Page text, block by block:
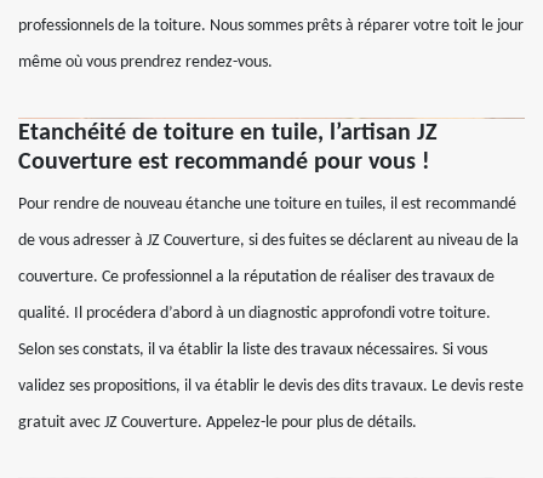
professionnels de la toiture. Nous sommes prêts à réparer votre toit le jour
même où vous prendrez rendez-vous.
Etanchéité de toiture en tuile, l’artisan JZ
Couverture est recommandé pour vous !
Pour rendre de nouveau étanche une toiture en tuiles, il est recommandé
de vous adresser à JZ Couverture, si des fuites se déclarent au niveau de la
couverture. Ce professionnel a la réputation de réaliser des travaux de
qualité. Il procédera d’abord à un diagnostic approfondi votre toiture.
Selon ses constats, il va établir la liste des travaux nécessaires. Si vous
validez ses propositions, il va établir le devis des dits travaux. Le devis reste
gratuit avec JZ Couverture. Appelez-le pour plus de détails.